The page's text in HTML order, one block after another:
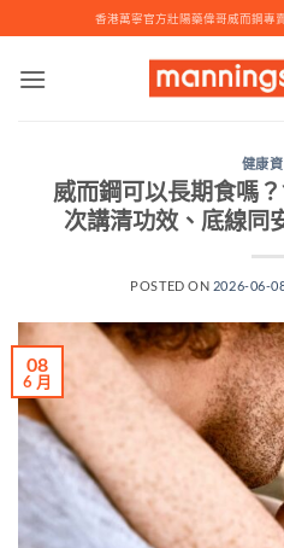
to
content
香港萬寧官方壯陽藥偉哥威而鋼專
健康
威而鋼可以長期食嗎
次講清功效、底線同
POSTED ON 2026-06-
08
6 月